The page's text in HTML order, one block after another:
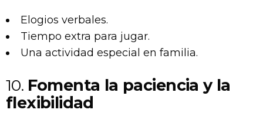
Elogios verbales.
Tiempo extra para jugar.
Una actividad especial en familia.
10. Fomenta la paciencia y la
flexibilidad